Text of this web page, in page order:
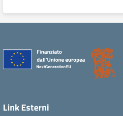
Link Esterni